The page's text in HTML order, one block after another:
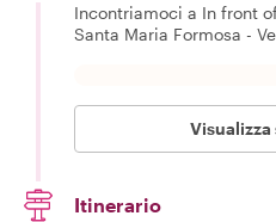
Incontriamoci a In front
Santa Maria Formosa -
Visualizza
Itinerario